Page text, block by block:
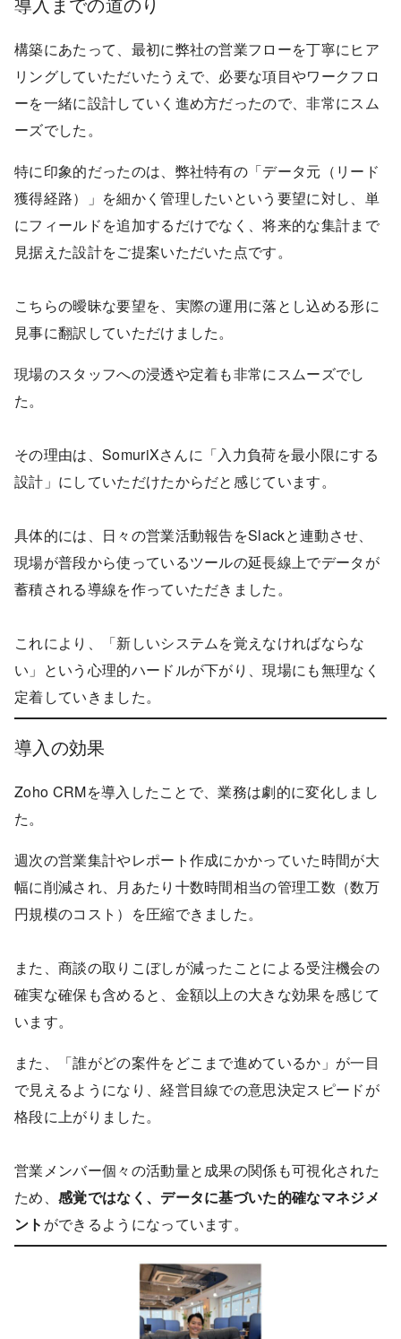
会社概要
採用ページ
構築にあたって、最初に弊社の営業フローを丁寧にヒア
リングしていただいたうえで、必要な項目やワークフロ
ーを一緒に設計していく進め方だったので、非常にスム
ーズでした。
特に印象的だったのは、弊社特有の「データ元（リード
獲得経路）」を細かく管理したいという要望に対し、単
にフィールドを追加するだけでなく、将来的な集計まで
見据えた設計をご提案いただいた点です。
こちらの曖昧な要望を、実際の運用に落とし込める形に
見事に翻訳していただけました。
現場のスタッフへの浸透や定着も非常にスムーズでし
た。
その理由は、SomuriXさんに「入力負荷を最小限にする
設計」にしていただけたからだと感じています。
具体的には、日々の営業活動報告をSlackと連動させ、
現場が普段から使っているツールの延長線上でデータが
蓄積される導線を作っていただきました。
これにより、「新しいシステムを覚えなければならな
い」という心理的ハードルが下がり、現場にも無理なく
定着していきました。
導入の効果
Zoho CRMを導入したことで、業務は劇的に変化しまし
た。
週次の営業集計やレポート作成にかかっていた時間が大
幅に削減され、 月あたり十数時間相当の管理工数（数万
円規模のコスト）を圧縮できました。
また、商談の取りこぼしが減ったことによる受注機会の
確実な確保も含めると、金額以上の大きな効果を感じて
います。
また、
「誰がどの案件をどこまで進めているか」が一目
で見えるようになり、経営目線での意思決定スピードが
格段に上がりました。
営業メンバー個々の活動量と成果の関係も可視化された
ため、 感覚ではなく、データに基づいた的確なマネジメ
ント ができるようになっています。